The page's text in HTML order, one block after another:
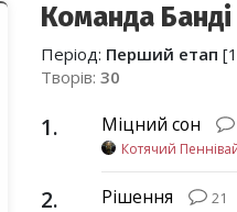
Команда Банді
Період: Перший етап
Творів: 30
1. Міцний сон
Котячий
2. Рішення 21